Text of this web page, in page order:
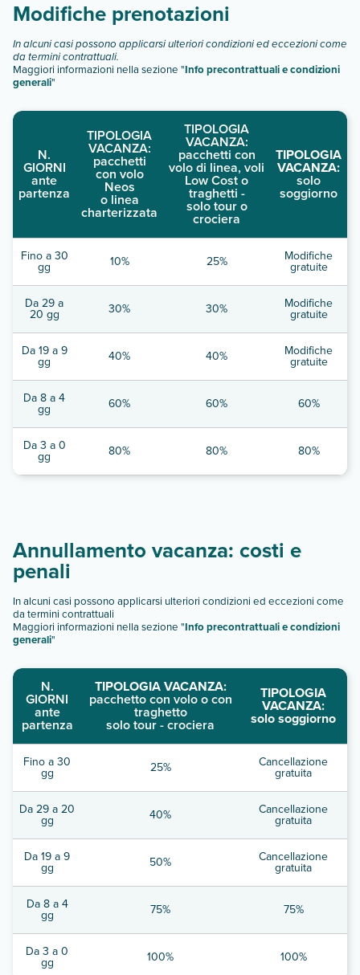
Modifiche prenotazioni
In alcuni casi possono applicarsi ulteriori condizioni ed eccezioni come
da termini contrattuali.
Maggiori informazioni nella sezione "Info precontrattuali e condizioni
generali"
N.
GIORNI
ante
partenza
TIPOLOGIA
VACANZA:
pacchetti
con volo
Neos
o linea
charterizzata
TIPOLOGIA
VACANZA:
pacchetti con
volo di linea, voli
Low Cost o
traghetti -
solo tour o
crociera
TIPOLOGIA
VACANZA:
solo
soggiorno
Fino a 30
gg 10% 25% Modifiche
gratuite
Da 29 a
20 gg 30% 30% Modifiche
gratuite
Da 19 a 9
gg 40% 40% Modifiche
gratuite
Da 8 a 4
gg 60% 60% 60%
Da 3 a 0
gg 80% 80% 80%
Annullamento vacanza: costi e
penali
In alcuni casi possono applicarsi ulteriori condizioni ed eccezioni come
da termini contrattuali
Maggiori informazioni nella sezione "Info precontrattuali e condizioni
generali"
N.
GIORNI
ante
partenza
TIPOLOGIA VACANZA:
pacchetto con volo o con
traghetto
solo tour - crociera
TIPOLOGIA
VACANZA:
solo soggiorno
Fino a 30
gg 25% Cancellazione
gratuita
Da 29 a 20
gg 40% Cancellazione
gratuita
Da 19 a 9
gg 50% Cancellazione
gratuita
Da 8 a 4
gg 75% 75%
Da 3 a 0
gg 100% 100%